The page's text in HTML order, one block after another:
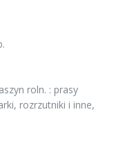
roln. : prasy
rozrzutniki i inne,